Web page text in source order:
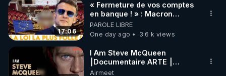
17:06
« Fermeture de vos comptes
en banque ! » : Macron
impose une loi folle !
PAROLE LIBRE
One day ago
3.6 k views
I Am Steve McQueen
⎮Documentaire ARTE ⎮
Cinema
Airmeet